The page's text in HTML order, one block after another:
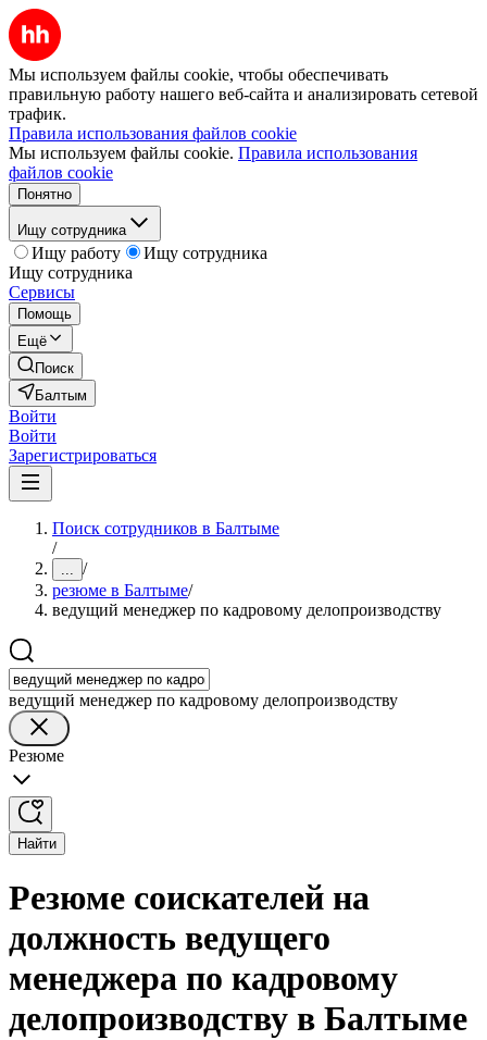
Мы используем файлы cookie, чтобы обеспечивать
правильную работу нашего веб-сайта и анализировать сетевой
трафик.
Правила использования файлов cookie
Мы используем файлы cookie. Правила использования
файлов cookie
Понятно
Ищу сотрудника
Ищу работу
Ищу сотрудника
Ищу сотрудника
Сервисы
Помощь
Ещё
Поиск
Балтым
Войти
Войти
Зарегистрироваться
Поиск сотрудников в Балтыме
/
... /
резюме в Балтыме/
ведущий менеджер по кадровому делопроизводству
ведущий менеджер по кадровому делопроизводству
Резюме
Найти
Резюме соискателей на
должность ведущего
менеджера по кадровому
делопроизводству в Балтыме